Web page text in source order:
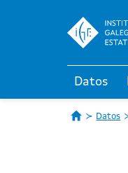
Datos
Datos